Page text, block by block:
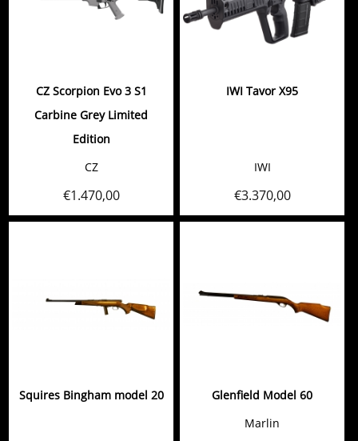
CZ Scorpion Evo 3 S1
Carbine Grey Limited
Edition
CZ
€1.470,00
IWI Tavor X95
IWI
€3.370,00
Squires Bingham model 20
Glenfield Model 60
Marlin